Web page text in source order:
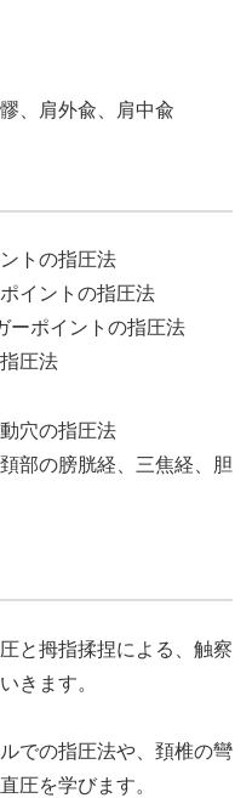
、肩外兪、肩中兪
トの指圧法
イントの指圧法
ーポイントの指圧法
圧法
穴の指圧法
の膀胱経、三焦経、胆
と拇指揉捏による、触察
きます。
での指圧法や、頚椎の彎
圧を学びます。